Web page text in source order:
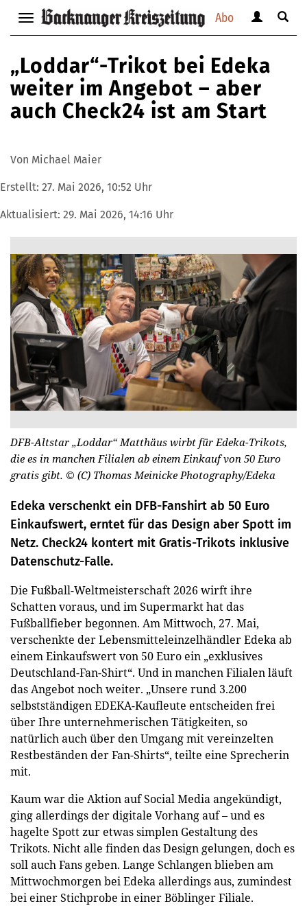
Abo
Navigation
anzeigen
verbergen
anzeigen
verbergen
Suche
„Loddar“-Trikot bei Edeka
weiter im Angebot – aber
auch Check24 ist am Start
Von Michael Maier
Erstellt: 27. Mai 2026, 10:52 Uhr
Aktualisiert: 29. Mai 2026, 14:16 Uhr
DFB-Altstar „Loddar“ Matthäus wirbt für Edeka-Trikots,
die es in manchen Filialen ab einem Einkauf von 50 Euro
gratis gibt. © (C) Thomas Meinicke Photography/Edeka
Edeka verschenkt ein DFB-Fanshirt ab 50 Euro
Einkaufswert, erntet für das Design aber Spott im
Netz. Check24 kontert mit Gratis-Trikots inklusive
Datenschutz-Falle.
Die Fußball-Weltmeisterschaft 2026 wirft ihre
Schatten voraus, und im Supermarkt hat das
Fußballfieber begonnen. Am Mittwoch, 27. Mai,
verschenkte der Lebensmitteleinzelhändler Edeka ab
einem Einkaufswert von 50 Euro ein „exklusives
Deutschland-Fan-Shirt“. Und in manchen Filialen läuft
das Angebot noch weiter. „Unsere rund 3.200
selbstständigen EDEKA-Kaufleute entscheiden frei
über Ihre unternehmerischen Tätigkeiten, so
natürlich auch über den Umgang mit vereinzelten
Restbeständen der Fan-Shirts“, teilte eine Sprecherin
mit.
Kaum war die Aktion auf Social Media angekündigt,
ging allerdings der digitale Vorhang auf – und es
hagelte Spott zur etwas simplen Gestaltung des
Trikots. Nicht alle finden das Design gelungen, doch es
soll auch Fans geben. Lange Schlangen blieben am
Mittwochmorgen bei Edeka allerdings aus, zumindest
bei einer Stichprobe in einer Böblinger Filiale.